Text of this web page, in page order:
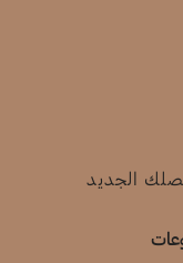
الجديد